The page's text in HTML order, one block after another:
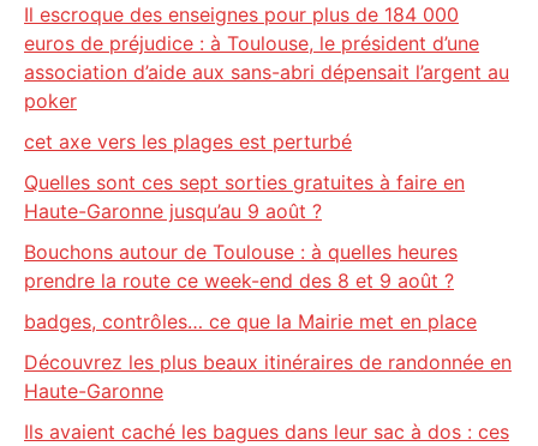
Il escroque des enseignes pour plus de 184 000
euros de préjudice : à Toulouse, le président d’une
association d’aide aux sans-abri dépensait l’argent au
poker
cet axe vers les plages est perturbé
Quelles sont ces sept sorties gratuites à faire en
Haute-Garonne jusqu’au 9 août ?
Bouchons autour de Toulouse : à quelles heures
prendre la route ce week-end des 8 et 9 août ?
badges, contrôles… ce que la Mairie met en place
Découvrez les plus beaux itinéraires de randonnée en
Haute-Garonne
Ils avaient caché les bagues dans leur sac à dos : ces